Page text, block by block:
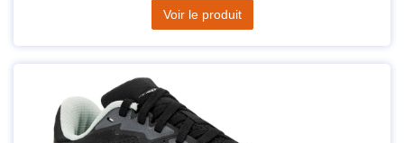
Voir le produit